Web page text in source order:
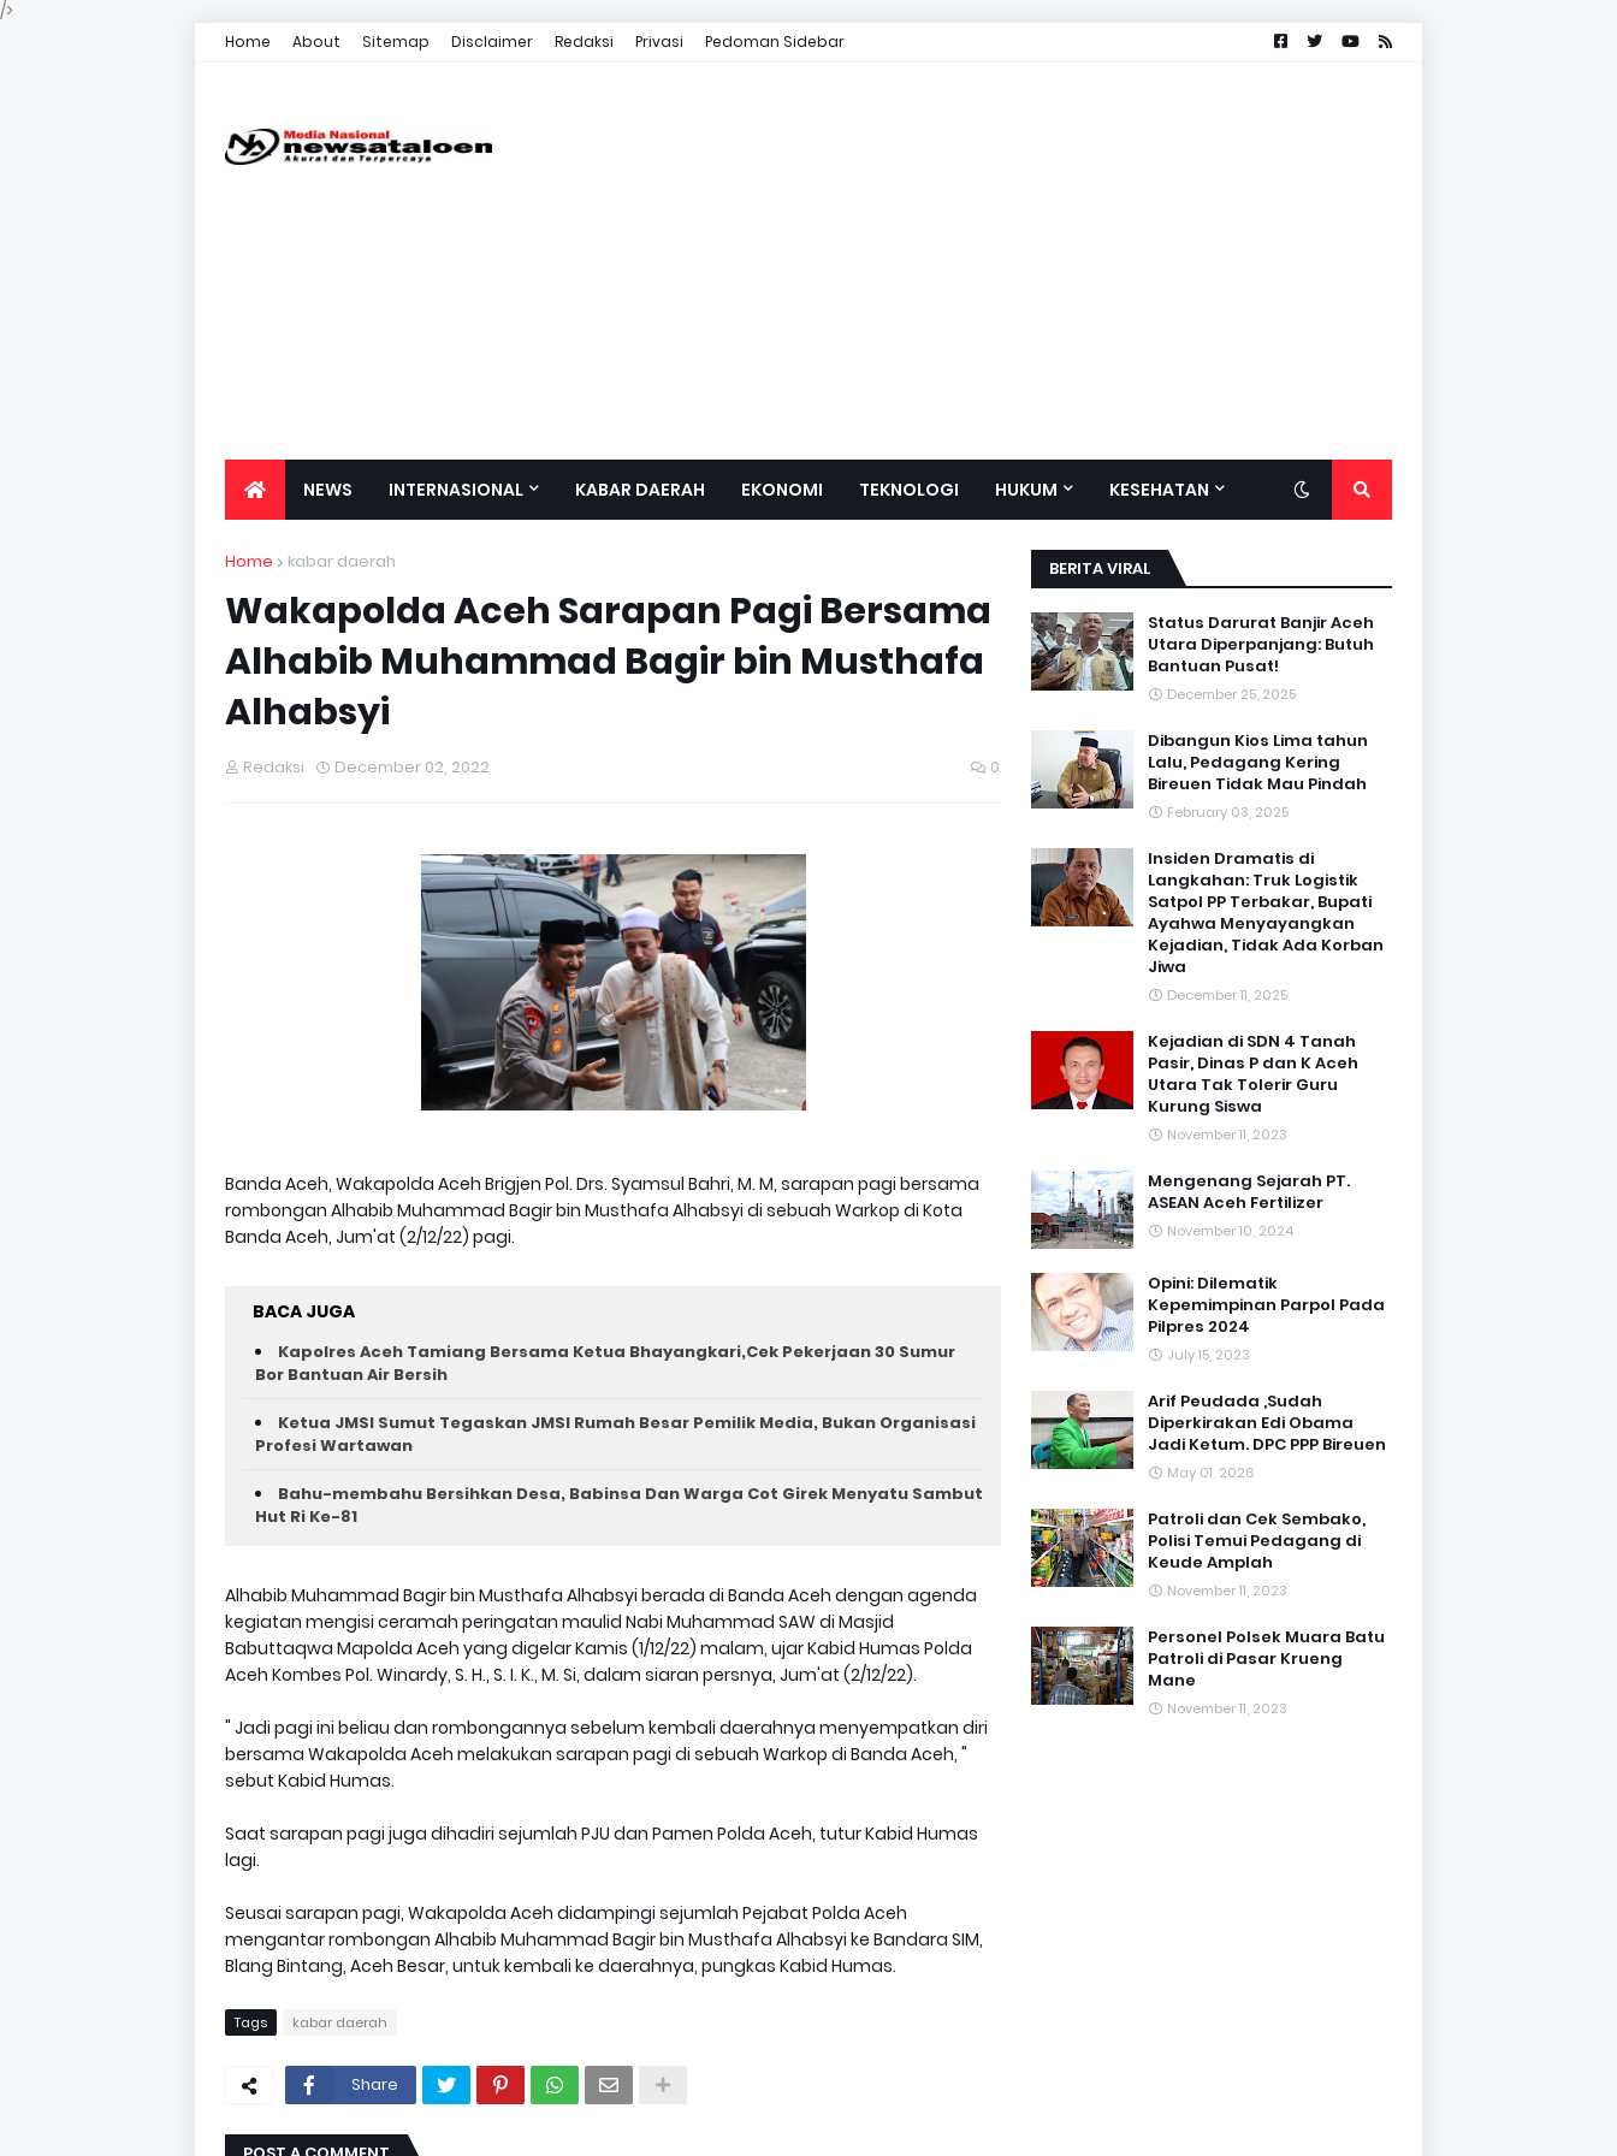
/>
Home About Sitemap Disclaimer Redaksi Privasi Pedoman Sidebar
NEWS INTERNASIONAL KABAR DAERAH EKONOMI TEKNOLOGI HUKUM KESEHATAN
Home kabar daerah
Wakapolda Aceh Sarapan Pagi Bersama
Alhabib Muhammad Bagir bin Musthafa
Alhabsyi
Redaksi December 02, 2022 0
Banda Aceh, Wakapolda Aceh Brigjen Pol. Drs. Syamsul Bahri, M. M, sarapan pagi bersama
rombongan Alhabib Muhammad Bagir bin Musthafa Alhabsyi di sebuah Warkop di Kota
Banda Aceh, Jum'at (2/12/22) pagi.
BACA JUGA
Kapolres Aceh Tamiang Bersama Ketua Bhayangkari,Cek Pekerjaan 30 Sumur
Bor Bantuan Air Bersih
Ketua JMSI Sumut Tegaskan JMSI Rumah Besar Pemilik Media, Bukan Organisasi
Profesi Wartawan
Bahu-membahu Bersihkan Desa, Babinsa Dan Warga Cot Girek Menyatu Sambut
Hut Ri Ke-81 ‎
Alhabib Muhammad Bagir bin Musthafa Alhabsyi berada di Banda Aceh dengan agenda
kegiatan mengisi ceramah peringatan maulid Nabi Muhammad SAW di Masjid
Babuttaqwa Mapolda Aceh yang digelar Kamis (1/12/22) malam, ujar Kabid Humas Polda
Aceh Kombes Pol. Winardy, S. H., S. I. K., M. Si, dalam siaran persnya, Jum'at (2/12/22).
" Jadi pagi ini beliau dan rombongannya sebelum kembali daerahnya menyempatkan diri
bersama Wakapolda Aceh melakukan sarapan pagi di sebuah Warkop di Banda Aceh, "
sebut Kabid Humas.
Saat sarapan pagi juga dihadiri sejumlah PJU dan Pamen Polda Aceh, tutur Kabid Humas
lagi.
Seusai sarapan pagi, Wakapolda Aceh didampingi sejumlah Pejabat Polda Aceh
mengantar rombongan Alhabib Muhammad Bagir bin Musthafa Alhabsyi ke Bandara SIM,
Blang Bintang, Aceh Besar, untuk kembali ke daerahnya, pungkas Kabid Humas.
Tags kabar daerah
Share
BERITA VIRAL
Status Darurat Banjir Aceh
Utara Diperpanjang: Butuh
Bantuan Pusat!
December 25, 2025
Dibangun Kios Lima tahun
Lalu, Pedagang Kering
Bireuen Tidak Mau Pindah
February 03, 2025
Insiden Dramatis di
Langkahan: Truk Logistik
Satpol PP Terbakar, Bupati
Ayahwa Menyayangkan
Kejadian, Tidak Ada Korban
Jiwa
December 11, 2025
Kejadian di SDN 4 Tanah
Pasir, Dinas P dan K Aceh
Utara Tak Tolerir Guru
Kurung Siswa
November 11, 2023
Mengenang Sejarah PT.
ASEAN Aceh Fertilizer
November 10, 2024
Opini: Dilematik
Kepemimpinan Parpol Pada
Pilpres 2024
July 15, 2023
Arif Peudada ,Sudah
Diperkirakan Edi Obama
Jadi Ketum. DPC PPP Bireuen
May 01, 2026
Patroli dan Cek Sembako,
Polisi Temui Pedagang di
Keude Amplah
November 11, 2023
Personel Polsek Muara Batu
Patroli di Pasar Krueng
Mane
November 11, 2023